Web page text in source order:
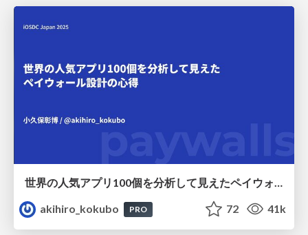
世界の人気アプリ100個を分析して見えたペイウォール設計の心得
akihiro_kokubo
PRO 72 41k